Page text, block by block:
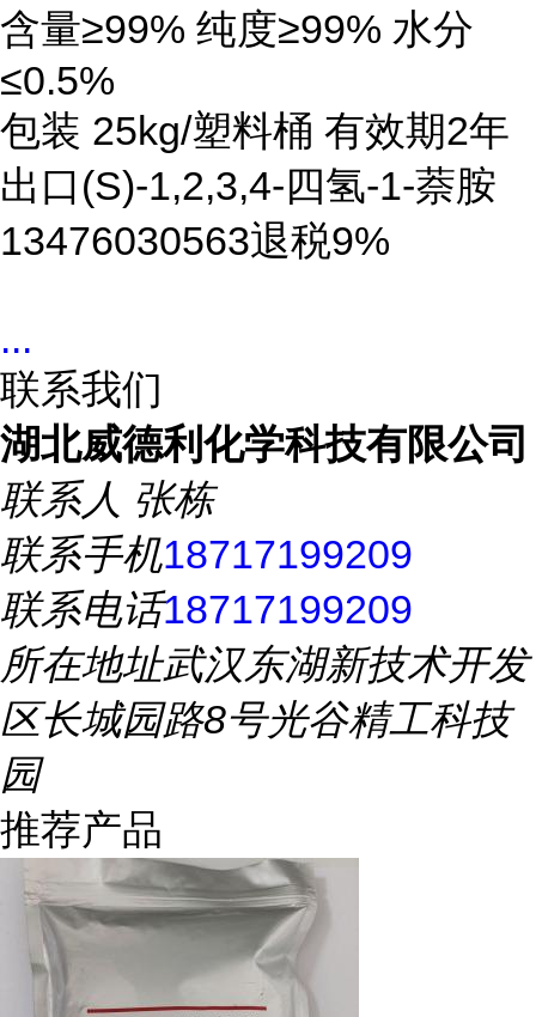
含量≥99% 纯度≥99% 水分
≤0.5%
包装 25kg/塑料桶 有效期2年
出口(S)-1,2,3,4-四氢-1-萘胺
13476030563退税9%
...
联系我们
湖北威德利化学科技有限公司
联系人 张栋
联系手机18717199209
联系电话18717199209
所在地址武汉东湖新技术开发
区长城园路8号光谷精工科技
园
推荐产品